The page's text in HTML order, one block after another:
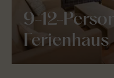
9-12-
Ferienhaus